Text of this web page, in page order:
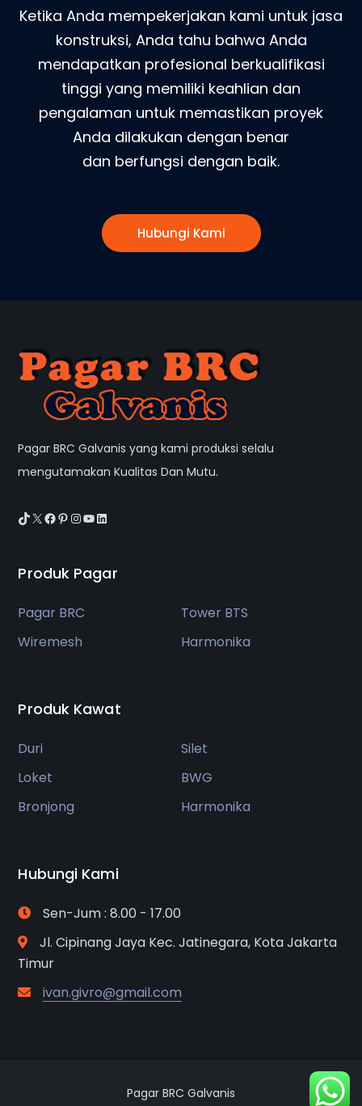
Ketika Anda mempekerjakan kami untuk jasa
konstruksi, Anda tahu bahwa Anda
mendapatkan profesional berkualifikasi
tinggi yang memiliki keahlian dan
pengalaman untuk memastikan proyek
Anda dilakukan dengan benar
dan berfungsi dengan baik.
Hubungi Kami
Pagar BRC Galvanis yang kami produksi selalu
mengutamakan Kualitas Dan Mutu.
TikTok
X Facebook
Pinterest
Instagram
YouTube
LinkedIn
Produk Pagar
Pagar BRC
Tower BTS
Wiremesh
Harmonika
Produk Kawat
Duri
Silet
Loket
BWG
Bronjong
Harmonika
Hubungi Kami
Sen-Jum : 8.00 - 17.00
Jl. Cipinang Jaya Kec. Jatinegara, Kota Jakarta
Timur
ivan.givro@gmail.com
Pagar BRC Galvanis